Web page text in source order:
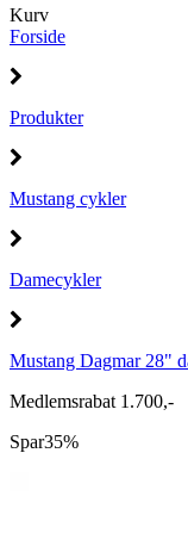
Kurv
Forside
Produkter
Mustang cykler
Damecykler
Mustang Dagmar 28"
Medlemsrabat 1.700,-
Spar35%